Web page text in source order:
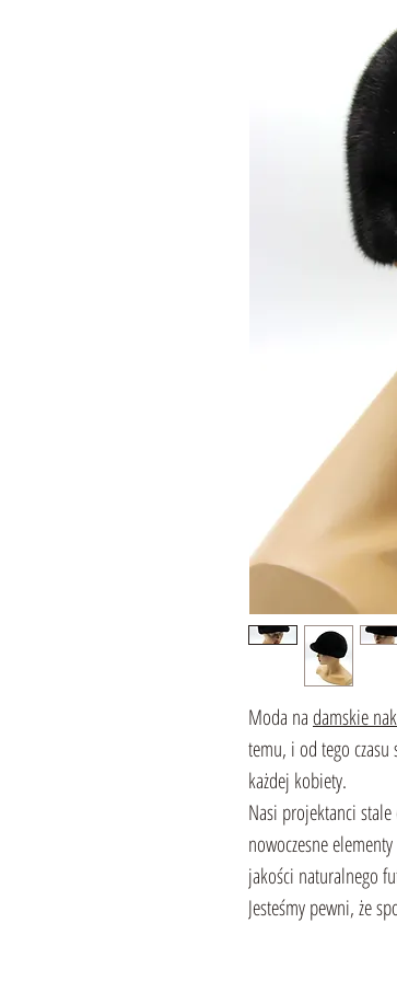
Moda nadamskie
temu, i od tego czasu
każdej kobiety.
Nasi projektanci
nowoczesne
jakości naturalnego
Jesteśmy pewni, że